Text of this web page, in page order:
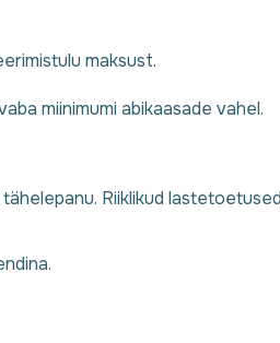
maksust.
miinimumi abikaasade vahel.
Riiklikud